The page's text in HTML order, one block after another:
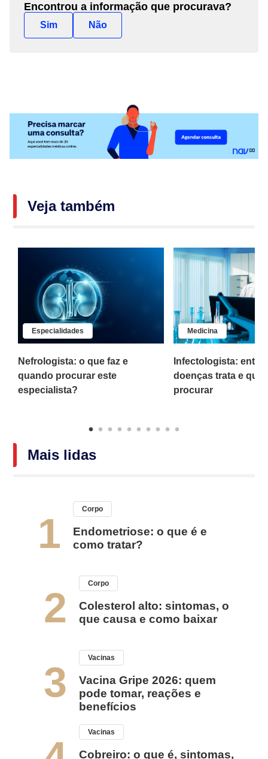
Encontrou a informação que procurava?
Sim Não
Veja também
Especialidades
Nefrologista: o que faz e
quando procurar este
especialista?
Medicina
Infectologista:
doenças trata e
procurar
Mais lidas
1
Corpo
Endometriose: o que é e
como tratar?
2
Corpo
Colesterol alto: sintomas, o
que causa e como baixar
3
Vacinas
Vacina Gripe 2026: quem
pode tomar, reações e
benefícios
Vacinas
Cobreiro: o que é, sintomas,